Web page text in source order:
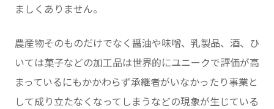
ましくありません。
農産物そのものだけでなく醤油や味噌、乳製品、酒、ひ
いては菓子などの加工品は世界的にユニークで評価が高
まっているにもかかわらず承継者がいなかったり事業と
して成り立たなくなってしまうなどの現象が生じている